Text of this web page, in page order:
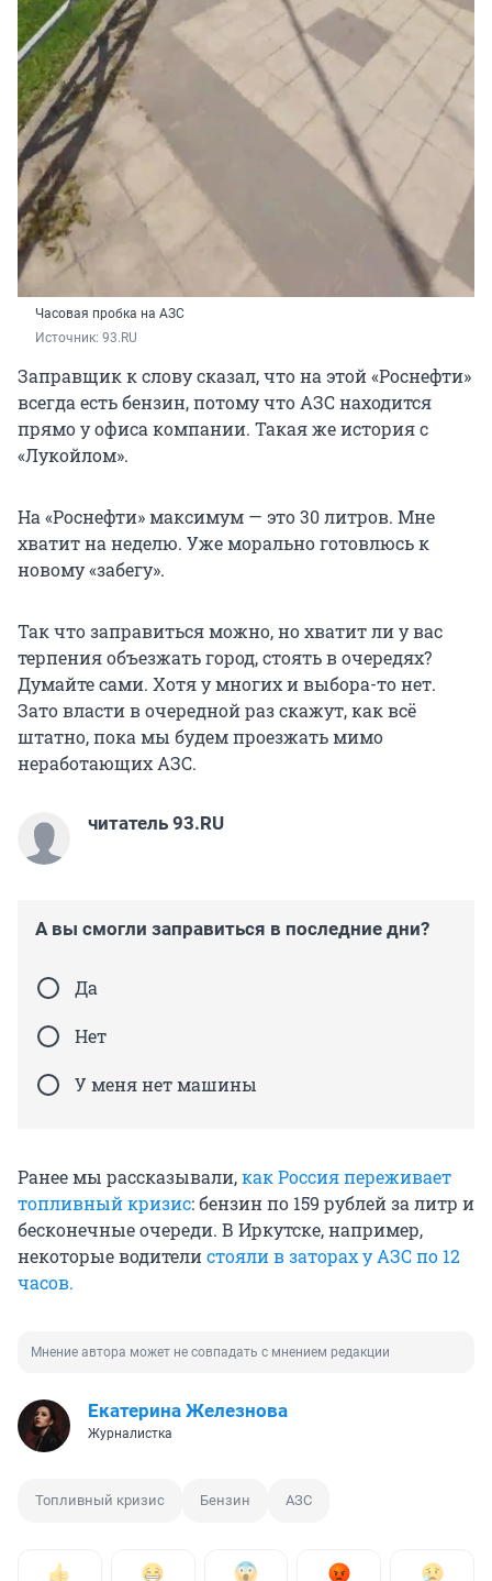
Часовая пробка на АЗС
Источник: 93.RU
Заправщик к слову сказал, что на этой «Роснефти»
всегда есть бензин, потому что АЗС находится
прямо у офиса компании. Такая же история с
«Лукойлом».
На «Роснефти» максимум — это 30 литров. Мне
хватит на неделю. Уже морально готовлюсь к
новому «забегу».
Так что заправиться можно, но хватит ли у вас
терпения объезжать город, стоять в очередях?
Думайте сами. Хотя у многих и выбора-то нет.
Зато власти в очередной раз скажут, как всё
штатно, пока мы будем проезжать мимо
неработающих АЗС.
читатель 93.RU
А вы смогли заправиться в последние дни?
Да
Нет
У меня нет машины
Ранее мы рассказывали,как Россия переживает
топливный кризис: бензин по 159 рублей за литр и
бесконечные очереди. В Иркутске, например,
некоторые водителистояли в заторах у АЗС по 12
часов.
Мнение автора может не совпадать с мнением редакции
Екатерина Железнова
Журналистка
Топливный кризис Бензин АЗС